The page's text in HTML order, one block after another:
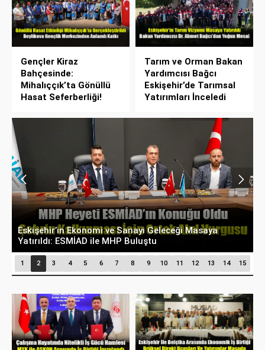
Gençler Kiraz
Bahçesinde:
Mihalıççık’ta Gönüllü
Hasat Seferberliği!
Tarım ve Orman Bakan
Yardımcısı Bağcı
Eskişehir’de Tarımsal
Yatırımları İnceledi
Belçika’dan Eskişehir’e Ticaret Köprüsü: Belediye
Başkanı Emir Kır MÜSİAD’ı Ziyaret Etti
1 2 3 4 5 6 7 8 9 10 11 12 13 14 15